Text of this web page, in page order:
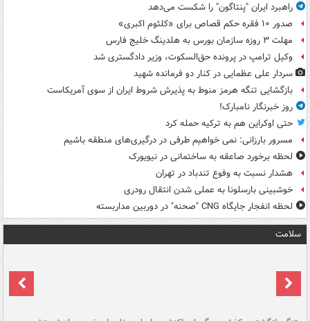
راهبرد ایران "پنتاگون" را شکست می‌دهد
صدور ۱۰ فقره حکم قصاص برای «کلثوم اکبری»
مهلت ۳ روزه سازمان بورس به هلدینگ خلیج فارس
وکیل ترامپ در پرونده حق‌السکوت، وزیر دادگستری شد
سردار علی عظمایی در کنار دو فرمانده شهید
بازگشایی تنگه هرمز منوط به پذیرش شروط ایران از سوی آمریکاست
روز خبرنگار نامبارک!
حتی اوکراین هم به ترکیه حمله کرد
مسرور بارزانی: نمی خواهیم طرفی در درگیری‌های منطقه باشیم
لحظه برخورد صاعقه به ساختمانی در نیویورک
هشدار نسبت به وفوع تندباد در تهران
خوشبینی بارسلونا به عملی شدن انتقال رودری
لحظه انفجار جایگاه CNG "صحنه" در دوربین مداربسته
سلامت